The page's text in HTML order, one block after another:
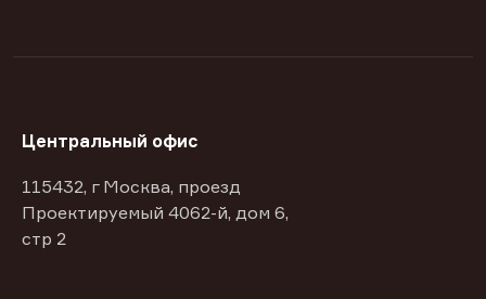
Центральный офис
115432, г Москва, проезд
Проектируемый 4062-й, дом 6,
стр 2